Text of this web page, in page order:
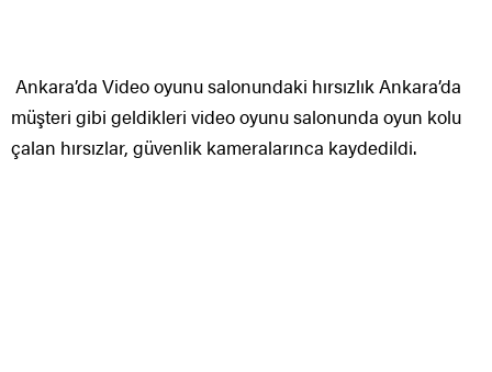
Ankara’da Video oyunu salonundaki hırsızlık Ankara’da
müşteri gibi geldikleri video oyunu salonunda oyun kolu
çalan hırsızlar, güvenlik kameralarınca kaydedildi.